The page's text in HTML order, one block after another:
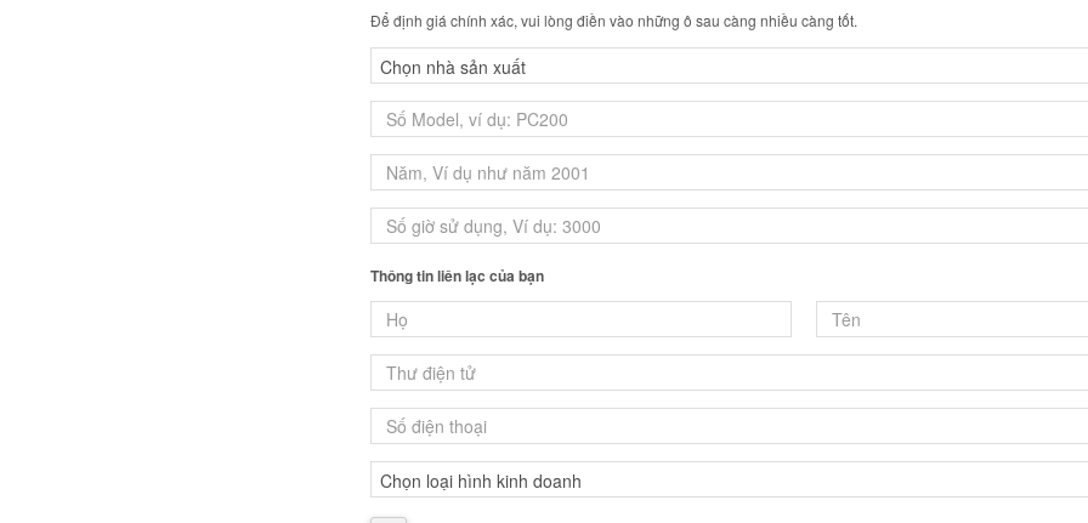
Để định giá chính xác, vui lòng điền vào những ô sau càng nhiều càng tốt.
Thông tin liên lạc của bạn